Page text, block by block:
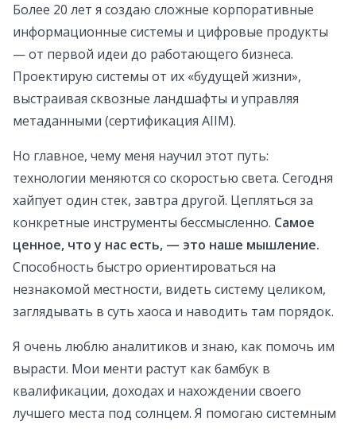
Более 20 лет я создаю сложные корпоративные
информационные системы и цифровые продукты
— от первой идеи до работающего бизнеса.
Проектирую системы от их «будущей жизни»,
выстраивая сквозные ландшафты и управляя
метаданными (сертификация AIIM).
Но главное, чему меня научил этот путь:
технологии меняются со скоростью света. Сегодня
хайпует один стек, завтра другой. Цепляться за
конкретные инструменты бессмысленно. Самое
ценное, что у нас есть, — это наше мышление.
Способность быстро ориентироваться на
незнакомой местности, видеть систему целиком,
заглядывать в суть хаоса и наводить там порядок.
Я очень люблю аналитиков и знаю, как помочь им
вырасти. Мои менти растут как бамбук в
квалификации, доходах и нахождении своего
лучшего места под солнцем. Я помогаю системным